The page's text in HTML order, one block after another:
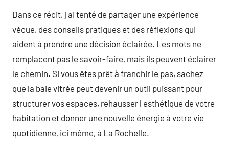
Dans ce récit, j ai tenté de partager une expérience
vécue, des conseils pratiques et des réflexions qui
aident à prendre une décision éclairée. Les mots ne
remplacent pas le savoir-faire, mais ils peuvent éclairer
le chemin. Si vous êtes prêt à franchir le pas, sachez
que la baie vitrée peut devenir un outil puissant pour
structurer vos espaces, rehausser l esthétique de votre
habitation et donner une nouvelle énergie à votre vie
quotidienne, ici même, à La Rochelle.